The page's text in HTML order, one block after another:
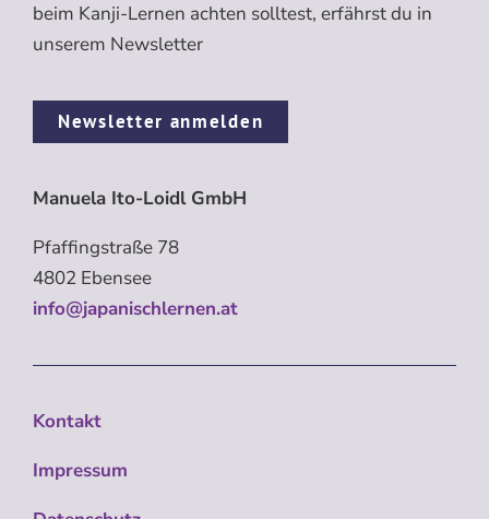
beim Kanji-Lernen achten solltest, erfährst du in
unserem Newsletter
Newsletter anmelden
Manuela Ito-Loidl GmbH
Pfaffingstraße 78
4802 Ebensee
info@japanischlernen.at
Kontakt
Impressum